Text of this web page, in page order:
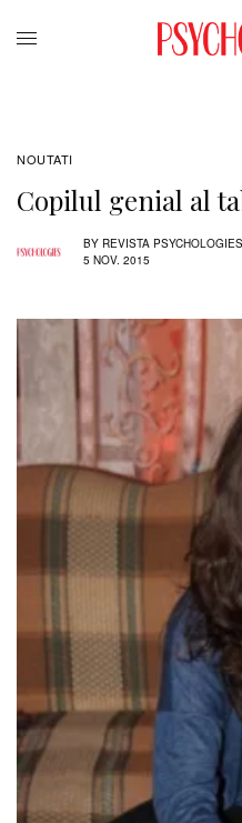
NOUTATI
Copilul genial al
BY REVISTA PSYCHOLOGIES
5 NOV. 2015